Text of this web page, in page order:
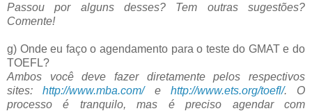
Passou por alguns desses? Tem outras sugestões?
Comente!
g) Onde eu faço o agendamento para o teste do GMAT e do
TOEFL?
Ambos você deve fazer diretamente pelos respectivos
sites:http://www.mba.com/e http://www.ets.org/toefl/. O
processo é tranquilo, mas é preciso agendar com